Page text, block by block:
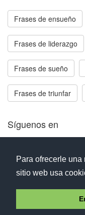
Para ofrecerle
sitio web usa
Frases de ensueño
Frases de liderazgo
Frases de sueño
Frases de triunfar
Síguenos en